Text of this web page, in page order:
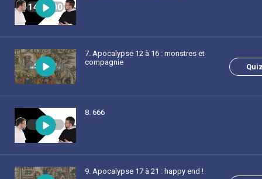
7. Apocalypse 12 à 16 : monstres et
compagnie
8. 666
9. Apocalypse 17 à 21 : happy end !